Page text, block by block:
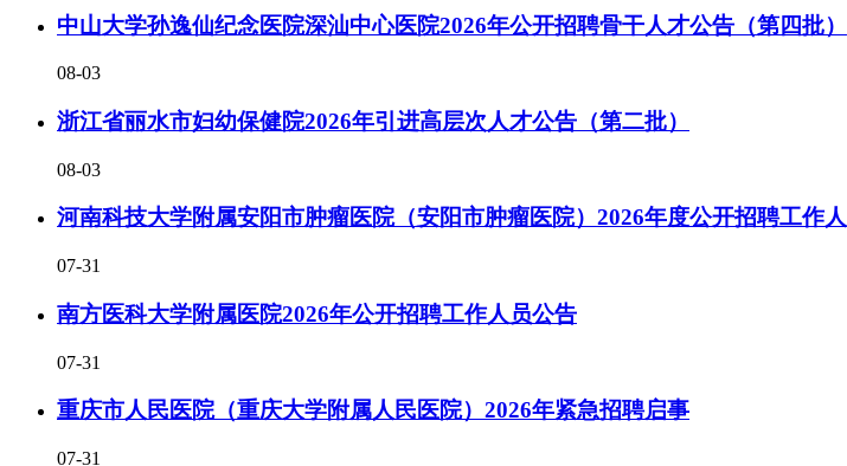
中山大学孙逸仙纪念医院深汕中心医院2026年公开招聘骨干人才公告（第四批）
08-03
浙江省丽水市妇幼保健院2026年引进高层次人才公告（第二批）
08-03
河南科技大学附属安阳市肿瘤医院（安阳市肿瘤医院）2026年度公开招聘工作人
07-31
南方医科大学附属医院2026年公开招聘工作人员公告
07-31
重庆市人民医院（重庆大学附属人民医院）2026年紧急招聘启事
07-31